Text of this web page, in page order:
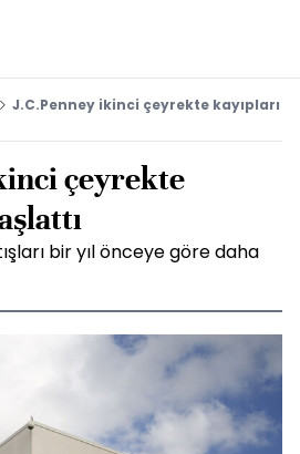
J.C.Penney ikinci çeyrekte kayıpları
çeyrekte
bir yıl önceye göre daha